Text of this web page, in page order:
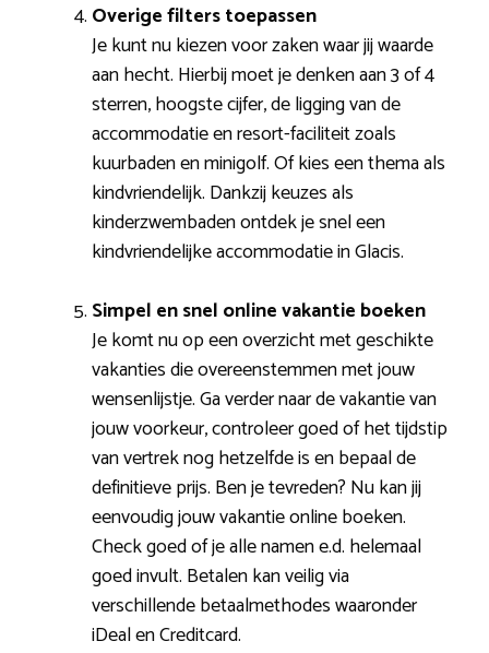
Overige filters toepassen
Je kunt nu kiezen voor zaken waar jij waarde
aan hecht. Hierbij moet je denken aan 3 of 4
sterren, hoogste cijfer, de ligging van de
accommodatie en resort-faciliteit zoals
kuurbaden en minigolf. Of kies een thema als
kindvriendelijk. Dankzij keuzes als
kinderzwembaden ontdek je snel een
kindvriendelijke accommodatie in Glacis.
Simpel en snel online vakantie boeken
Je komt nu op een overzicht met geschikte
vakanties die overeenstemmen met jouw
wensenlijstje. Ga verder naar de vakantie van
jouw voorkeur, controleer goed of het tijdstip
van vertrek nog hetzelfde is en bepaal de
definitieve prijs. Ben je tevreden? Nu kan jij
eenvoudig jouw vakantie online boeken.
Check goed of je alle namen e.d. helemaal
goed invult. Betalen kan veilig via
verschillende betaalmethodes waaronder
iDeal en Creditcard.